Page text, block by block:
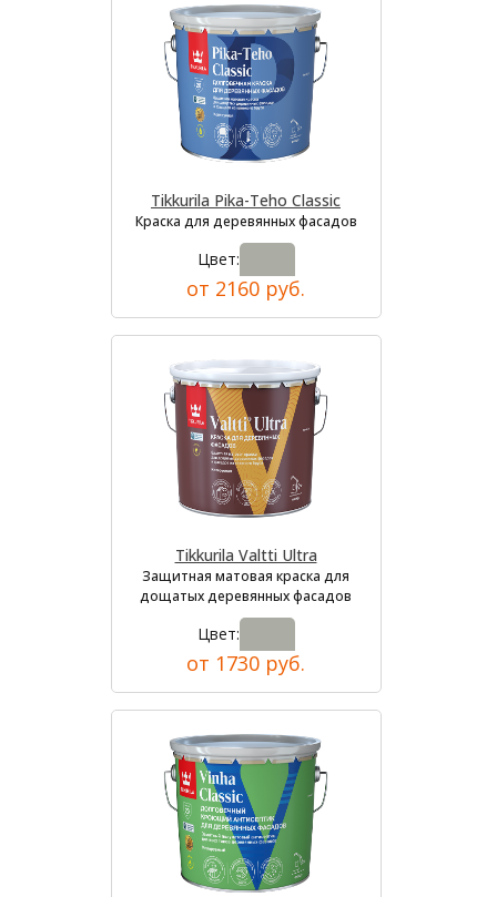
Tikkurila Pika-Teho Classic
Краска для деревянных фасадов
Цвет:
от 2160 руб.
Tikkurila Valtti Ultra
Защитная матовая краска для
дощатых деревянных фасадов
Цвет:
от 1730 руб.